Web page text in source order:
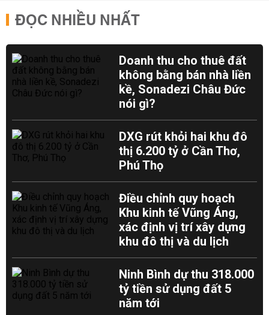
ĐỌC NHIỀU NHẤT
Doanh thu cho thuê đất
không bằng bán nhà liền
kề, Sonadezi Châu Đức
nói gì?
DXG rút khỏi hai khu đô
thị 6.200 tỷ ở Cần Thơ,
Phú Thọ
Điều chỉnh quy hoạch
Khu kinh tế Vũng Áng,
xác định vị trí xây dựng
khu đô thị và du lịch
Ninh Bình dự thu 318.000
tỷ tiền sử dụng đất 5
năm tới